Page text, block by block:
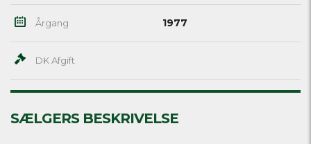
Årgang 1977
DK Afgift
SÆLGERS BESKRIVELSE